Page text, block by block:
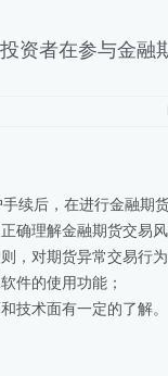
投资者在参与金融
续后，在进行金融期
确理解金融期货交易
，对期货异常交易行
件的使用功能；
技术面有一定的了解。